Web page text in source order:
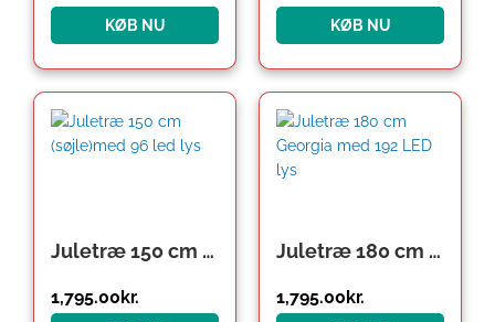
KØB NU KØB NU
Juletræ 150 cm (søjle)med 96 led lys
1,795.00kr.
Juletræ 180 cm Georgia med 192 LED lys
1,795.00kr.